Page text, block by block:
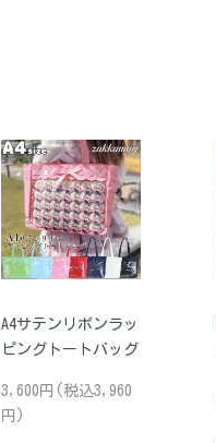
A4サテンリボンラッ
ピングトートバッグ
3,600円(税込3,960
円)